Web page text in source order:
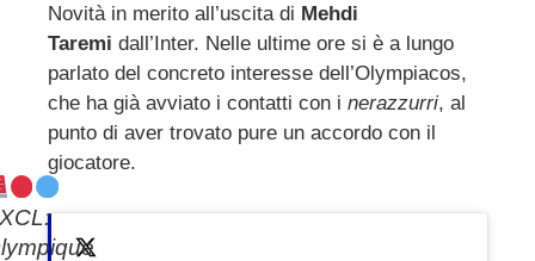
Novità in merito all’uscita di Mehdi
Taremi dall’Inter. Nelle ultime ore si è a lungo
parlato del concreto interesse dell’Olympiacos,
che ha già avviato i contatti con i nerazzurri, al
punto di aver trovato pure un accordo con il
giocatore.